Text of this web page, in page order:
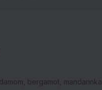
bergamot, mandarinka